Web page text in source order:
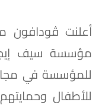
أعلنت ڤودافون
مؤسسة سيف
للمؤسسة في
للأطفال